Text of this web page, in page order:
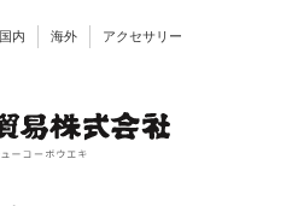
国内 海外 アクセサリー